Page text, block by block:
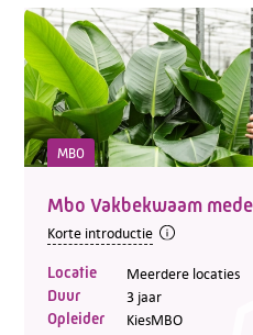
MBO
Mbo Vakbekwaam
Korte introductie
Locatie Meerdere locaties
Duur 3 jaar
Opleider KiesMBO